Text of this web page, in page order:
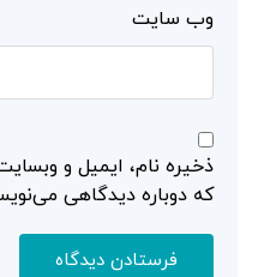
وب‌ سایت
ذخیره نام، ایمیل و
که دوباره دیدگاهی
فرستادن دیدگاه